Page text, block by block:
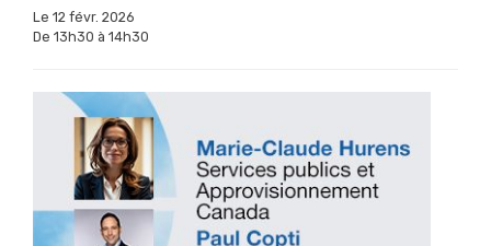
Le 12 févr. 2026
De 13h30 à 14h30